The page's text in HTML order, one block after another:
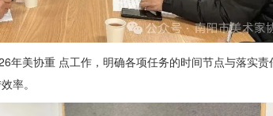
年美协重 点工作，明确各项任务的时间节点与落实
率。